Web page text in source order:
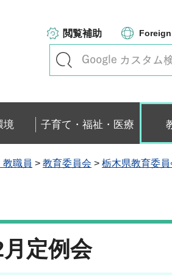
閲覧補助
境 子育て・福祉・医療
職員 > 教育委員会 > 栃木県教育委
定例会